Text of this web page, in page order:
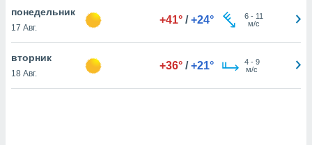
равно
нашим
понедельник
17 Авг.
+41° / +24° 6- 11
м/с
вторник
18 Авг.
+36° / +21° 4- 9
м/с